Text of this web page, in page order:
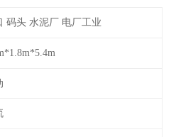
码头 水泥厂 电厂工业